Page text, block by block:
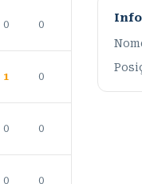
0 0
1 0
0 0
0 0